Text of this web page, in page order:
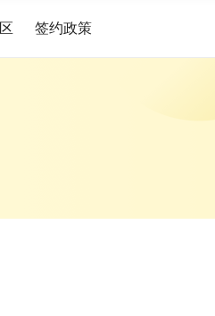
签约政策